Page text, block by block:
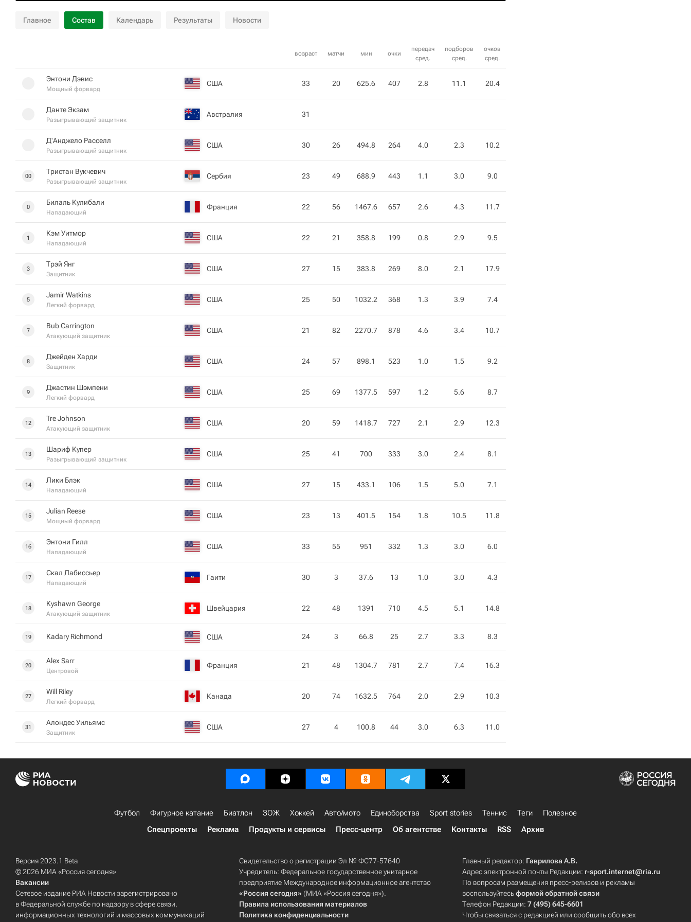
Главное Состав Календарь Результаты Новости
возраст матчи мин очки
передач
сред.
подборов
сред.
очков
сред.
Энтони Дэвис
Мощный форвард
США 33 20 625.6 407 2.8 11.1 20.4
Данте Экзам
Разыгрывающий защитник
Австралия 31
Д'Анджело Расселл
Разыгрывающий защитник
США 30 26 494.8 264 4.0 2.3 10.2
00
Тристан Вукчевич
Разыгрывающий защитник
Сербия 23 49 688.9 443 1.1 3.0 9.0
0
Билаль Кулибали
Нападающий
Франция 22 56 1467.6 657 2.6 4.3 11.7
1
Кэм Уитмор
Нападающий
США 22 21 358.8 199 0.8 2.9 9.5
3
Трэй Янг
Защитник
США 27 15 383.8 269 8.0 2.1 17.9
5
Jamir Watkins
Легкий форвард
США 25 50 1032.2 368 1.3 3.9 7.4
7
Bub Carrington
Атакующий защитник
США 21 82 2270.7 878 4.6 3.4 10.7
8
Джейден Харди
Защитник
США 24 57 898.1 523 1.0 1.5 9.2
9
Джастин Шэмпени
Легкий форвард
США 25 69 1377.5 597 1.2 5.6 8.7
12
Tre Johnson
Атакующий защитник
США 20 59 1418.7 727 2.1 2.9 12.3
13
Шариф Купер
Разыгрывающий защитник
США 25 41 700 333 3.0 2.4 8.1
14
Лики Блэк
Нападающий
США 27 15 433.1 106 1.5 5.0 7.1
15
Julian Reese
Мощный форвард
США 23 13 401.5 154 1.8 10.5 11.8
16
Энтони Гилл
Нападающий
США 33 55 951 332 1.3 3.0 6.0
17
Скал Лабиссьер
Нападающий
Гаити 30 3 37.6 13 1.0 3.0 4.3
18
Kyshawn George
Атакующий защитник
Швейцария 22 48 1391 710 4.5 5.1 14.8
19 Kadary Richmond США 24 3 66.8 25 2.7 3.3 8.3
20
Alex Sarr
Центровой
Франция 21 48 1304.7 781 2.7 7.4 16.3
27
Will Riley
Легкий форвард
Канада 20 74 1632.5 764 2.0 2.9 10.3
31
Алондес Уильямс
Защитник
США 27 4 100.8 44 3.0 6.3 11.0
Футбол Фигурное катание Биатлон ЗОЖ Хоккей Авто/мото Единоборства Sport stories Теннис Теги
Полезное
Спецпроекты
Реклама Продукты и сервисы Пресс-центр Об агентстве Контакты RSS Архив
Версия 2023.1 Beta
© 2026 МИА «Россия сегодня»
Вакансии
Сетевое издание РИА Новости зарегистрировано
в Федеральной службе по надзору в сфере связи,
информационных технологий и массовых коммуникаций
Свидетельство о регистрации Эл № ФС77-57640
Учредитель: Федеральное государственное унитарное
предприятие Международное информационное агентство
«Россия сегодня» (МИА «Россия сегодня»).
Правила использования материалов
Политика конфиденциальности
Главный редактор: Гаврилова А.В.
Адрес электронной почты Редакции: r-sport.internet@ria.ru
По вопросам размещения пресс-релизов и рекламы
воспользуйтесьформой обратной связи
Телефон Редакции:7 (495) 645-6601
Чтобы связаться с редакцией или сообщить обо всех